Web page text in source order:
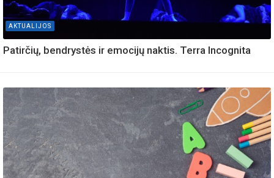
AKTUALIJOS
Patirčių, bendrystės ir emocijų naktis. Terra Incognita